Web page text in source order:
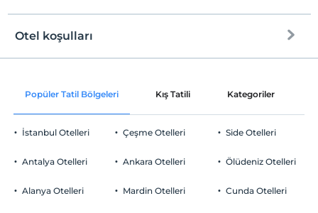
2 yaşına kadar olan bebekler ücretsizdir.
Her bir oda için 9 yaşına kadar 2 çocuk ücretsizdir
Sadece odalar
Otopark
Otel koşulları
Check/in
Check/out
En geç saat 14:00 ve öncesi
Evcil Hayvan
Popüler Tatil Bölgeleri Kış Tatili Kategoriler
İstanbul Otelleri
Antalya Otelleri
Alanya Otelleri
Çeşme Otelleri
Ankara Otelleri
Mardin Otelleri
Side Otelleri
Ölüdeniz Otelleri
Cunda Otelleri